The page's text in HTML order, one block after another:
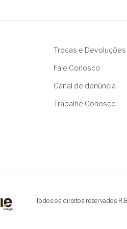
Trocas e Devoluções
Fale Conosco
Canal de denúncia
Trabalhe Conosco
Todos os direitos reservados